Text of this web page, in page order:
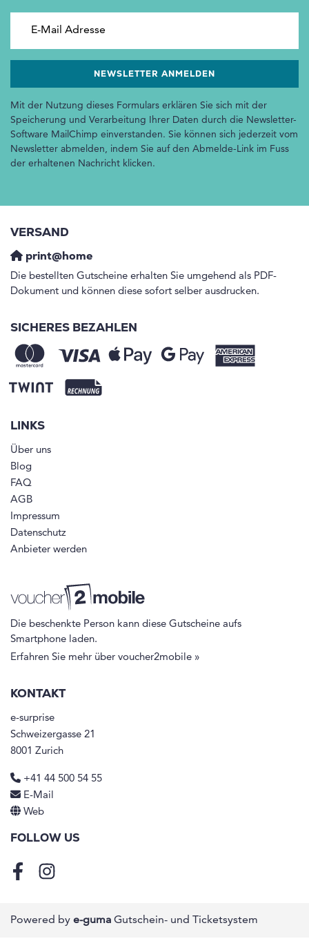
Mit der Nutzung dieses Formulars erklären Sie sich mit der
Speicherung und Verarbeitung Ihrer Daten durch die Newsletter-
Software MailChimp einverstanden. Sie können sich jederzeit vom
Newsletter abmelden, indem Sie auf den Abmelde-Link im Fuss
der erhaltenen Nachricht klicken.
VERSAND
print@home
Die bestellten Gutscheine erhalten Sie umgehend als PDF-
Dokument und können diese sofort selber ausdrucken.
SICHERES BEZAHLEN
LINKS
Über uns
Blog
FAQ
AGB
Impressum
Datenschutz
Anbieter werden
Die beschenkte Person kann diese Gutscheine aufs
Smartphone laden.
Erfahren Sie mehr über voucher2mobile »
KONTAKT
e-surprise
Schweizergasse 21
8001 Zurich
+41 44 500 54 55
E-Mail
Web
FOLLOW US
FacebookInstagram
Powered by e-guma Gutschein- und Ticketsystem